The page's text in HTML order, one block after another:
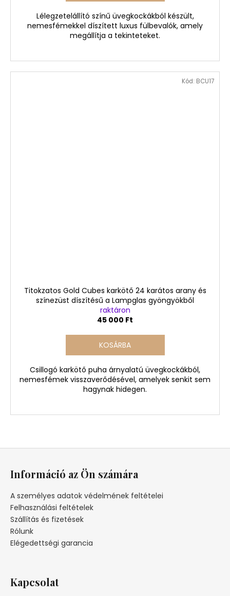
Lélegzetelállító színű üvegkockákból készült,
nemesfémekkel díszített luxus fülbevalók, amely
megállítja a tekinteteket.
Titokzatos Gold Cubes karkötő 24 karátos arany és
színezüst díszítésű a Lampglas gyöngyökből
raktáron
45 000 Ft
KOSÁRBA
Csillogó karkötő puha árnyalatú üvegkockákból,
nemesfémek visszaverődésével, amelyek senkit sem
hagynak hidegen.
Kód: BCU17
Információ az Ön számára
A személyes adatok védelmének feltételei
Felhasználási feltételek
Szállítás és fizetések
Rólunk
Elégedettségi garancia
Kapcsolat